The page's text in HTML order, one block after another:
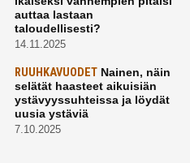
auttaa lastaan
taloudellisesti?
14.11.2025
RUUHKAVUODETNainen, näin
selätät haasteet aikuisiän
ystävyyssuhteissa ja löydät
uusia ystäviä
7.10.2025